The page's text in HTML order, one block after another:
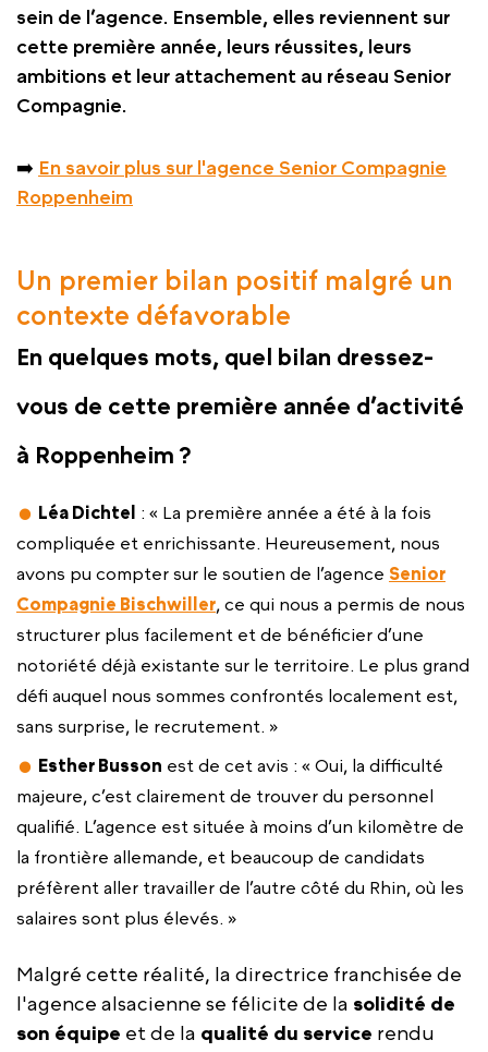
sein de l’agence. Ensemble, elles reviennent sur
cette première année, leurs réussites, leurs
ambitions et leur attachement au réseau Senior
Compagnie.
➡️ En savoir plus sur l'agence Senior Compagnie
Roppenheim
Un premier bilan positif malgré un
contexte défavorable
En quelques mots, quel bilan dressez-
vous de cette première année d’activité
à Roppenheim ?
Léa Dichtel
: « La première année a été à la fois
compliquée et enrichissante. Heureusement, nous
avons pu compter sur le soutien de l’agence Senior
Compagnie Bischwiller, ce qui nous a permis de nous
structurer plus facilement et de bénéficier d’une
notoriété déjà existante sur le territoire. Le plus grand
défi auquel nous sommes confrontés localement est,
sans surprise, le recrutement. »
Esther Busson est de cet avis : « Oui, la difficulté
majeure, c’est clairement de trouver du personnel
qualifié. L’agence est située à moins d’un kilomètre de
la frontière allemande, et beaucoup de candidats
préfèrent aller travailler de l’autre côté du Rhin, où les
salaires sont plus élevés. »
Malgré cette réalité, la directrice franchisée de
l'agence alsacienne se félicite de la solidité de
son équipe et de la qualité du service rendu